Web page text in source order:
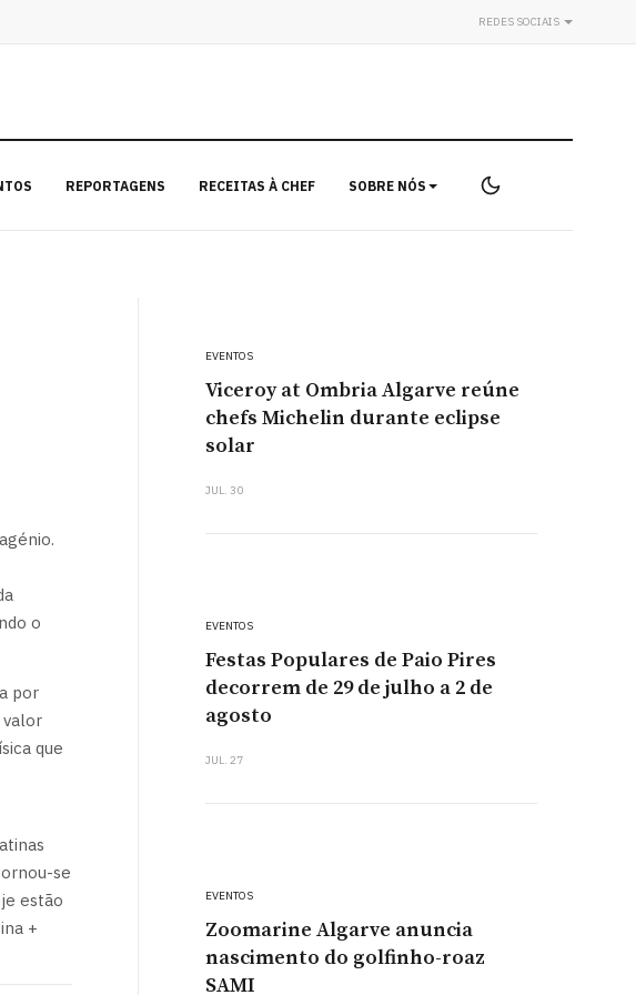
REDES SOCIAIS
REPORTAGENS RECEITAS À CHEF SOBRE NÓS
o
por
valor
que
se
estão
+
EVENTOS
Viceroy at Ombria Algarve reúne
chefs Michelin durante eclipse
solar
JUL. 30
EVENTOS
Festas Populares de Paio Pires
decorrem de 29 de julho a 2 de
agosto
JUL. 27
EVENTOS
Zoomarine Algarve anuncia
nascimento do golfinho-roaz
SAMI